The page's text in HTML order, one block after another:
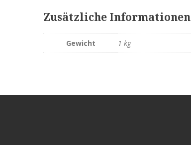
Zusätzliche Informationen
Gewicht 1 kg